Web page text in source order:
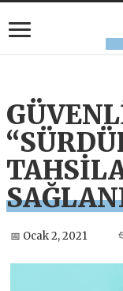
📅 Ocak 2, 2021